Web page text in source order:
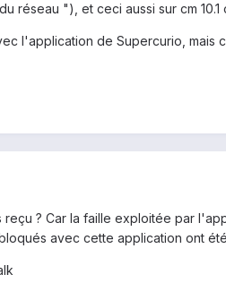
"), et ceci aussi sur cm 10.1
l'application de Supercurio, mais
reçu ? Car la faille exploitée par
avec cette application ont